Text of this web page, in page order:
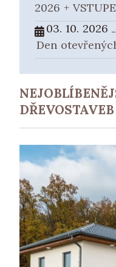
2026 +
03. 10. 2026 -
Den
DŘEVOSTAVEB